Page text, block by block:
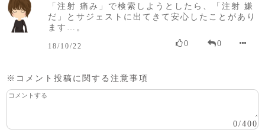
「注射 痛み」で検索しようとしたら、「注射 嫌
だ」とサジェストに出てきて安心したことがあり
ます…。
18/10/22 0 0
※コメント投稿に関する注意事項
0/400